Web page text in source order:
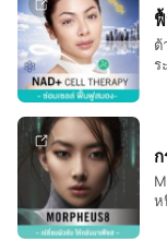
ต้
ร
แ
ว่
ห